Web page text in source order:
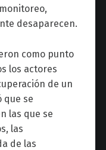
desaparecen.
como punto
los actores
de un
que se
las que se
las
de las